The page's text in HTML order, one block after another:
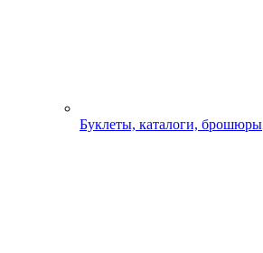
Буклеты, каталоги, брошюры